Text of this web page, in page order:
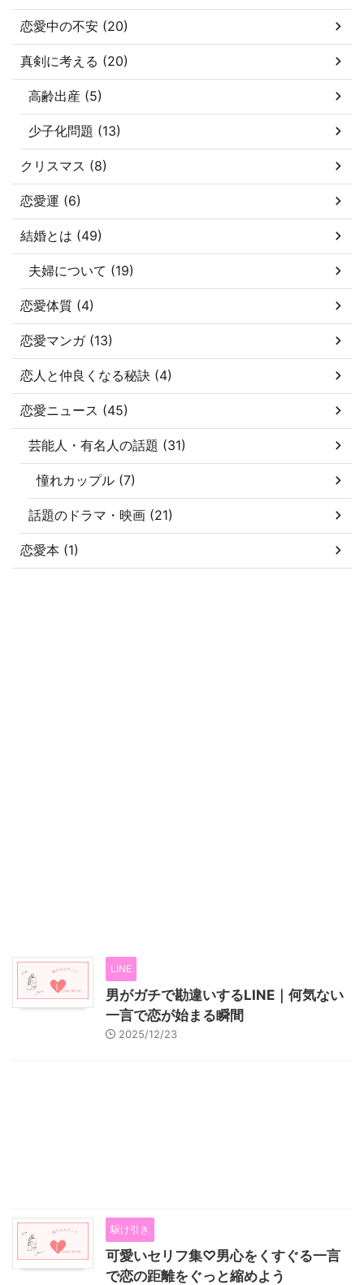
恋愛中の不安 (20)
真剣に考える (20)
高齢出産 (5)
少子化問題 (13)
クリスマス (8)
恋愛運 (6)
結婚とは (49)
夫婦について (19)
恋愛体質 (4)
恋愛マンガ (13)
恋人と仲良くなる秘訣 (4)
恋愛ニュース (45)
芸能人・有名人の話題 (31)
憧れカップル (7)
話題のドラマ・映画 (21)
恋愛本 (1)
LINE
男がガチで勘違いするLINE｜何気ない
一言で恋が始まる瞬間
2025/12/23
駆け引き
可愛いセリフ集♡男心をくすぐる一言
で恋の距離をぐっと縮めよう